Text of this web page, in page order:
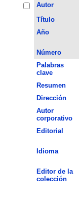
Autor
Título
Año
Número
Palabras
clave
Resumen
Dirección
Autor
corporativo
Editorial
Idioma
Editor de la
colección